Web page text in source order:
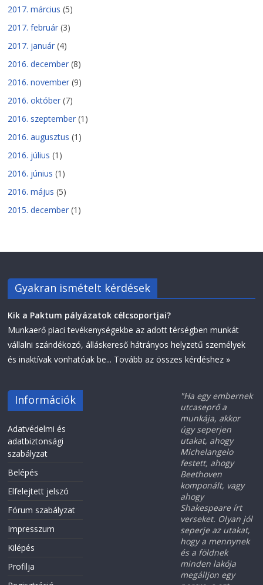
2017. március (5)
2017. február (3)
2017. január (4)
2016. december (8)
2016. november (9)
2016. október (7)
2016. szeptember (1)
2016. augusztus (1)
2016. július (1)
2016. június (1)
2016. május (5)
2015. december (1)
Gyakran ismételt kérdések
Kik a Paktum pályázatok célcsoportjai?
Munkaerő piaci tevékenységekbe az adott térségben munkát
vállalni szándékozó, álláskereső hátrányos helyzetű személyek
és inaktívak vonhatóak be... Tovább az összes kérdéshez »
Információk
Adatvédelmi és
adatbiztonsági
szabályzat
Belépés
Elfelejtett jelszó
Fórum szabályzat
Impresszum
Kilépés
Profilja
"Ha egy embernek
utcaseprő a
munkája, akkor
úgy seperjen
utakat, ahogy
Michelangelo
festett, ahogy
Beethoven
komponált, vagy
ahogy
Shakespeare írt
verseket. Olyan jól
seperje az utakat,
hogy a mennynek
és a földnek
minden lakója
megálljon egy